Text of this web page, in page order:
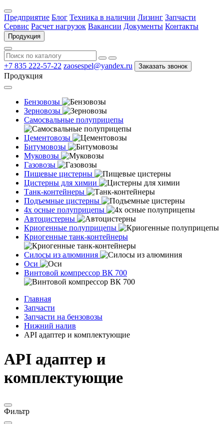
Предприятие Блог Техника в наличии Лизинг Запчасти
Сервис Расчет нагрузок Вакансии Документы Контакты
Продукция
+7 835 222-57-22 zaosespel@yandex.ru Заказать звонок
Продукция
Бензовозы
Зерновозы
Самосвальные полуприцепы
Цементовозы
Битумовозы
Муковозы
Газовозы
Пищевые цистерны
Цистерны для химии
Танк-контейнеры
Подъемные цистерны
4х осные полуприцепы
Автоцистерны
Криогенные полуприцепы
Криогенные танк-контейнеры
Силосы из алюминия
Оси
Винтовой компрессор ВК 700
Главная
Запчасти
Запчасти на бензовозы
Нижний налив
API адаптер и комплектующие
API адаптер и
комплектующие
Фильтр